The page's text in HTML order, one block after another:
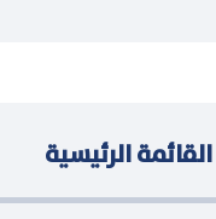
القائمة الرئيسية